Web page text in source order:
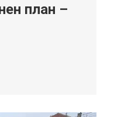
план –